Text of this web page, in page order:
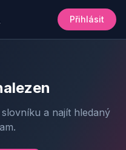
Přihlásit
a najít hledaný